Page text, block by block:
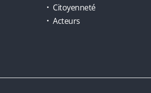
Citoyenneté
Acteurs